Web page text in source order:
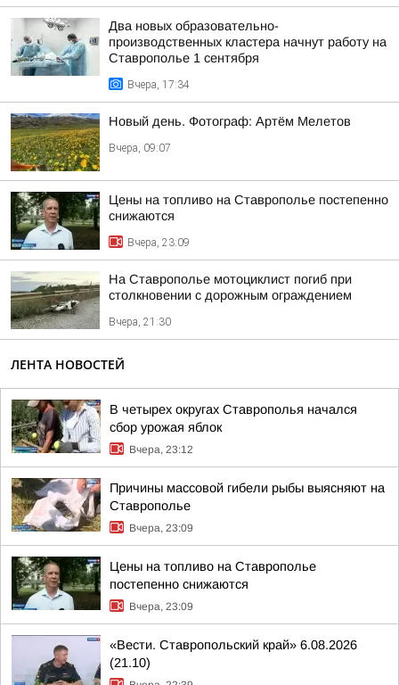
Два новых образовательно-
производственных кластера начнут работу на
Ставрополье 1 сентября
Вчера, 17:34
Новый день. Фотограф: Артём Мелетов
Вчера, 09:07
Цены на топливо на Ставрополье постепенно
снижаются
Вчера, 23:09
На Ставрополье мотоциклист погиб при
столкновении с дорожным ограждением
Вчера, 21:30
ЛЕНТА НОВОСТЕЙ
В четырех округах Ставрополья начался
сбор урожая яблок
Вчера, 23:12
Причины массовой гибели рыбы выясняют на
Ставрополье
Вчера, 23:09
Цены на топливо на Ставрополье
постепенно снижаются
Вчера, 23:09
«Вести. Ставропольский край» 6.08.2026
(21.10)